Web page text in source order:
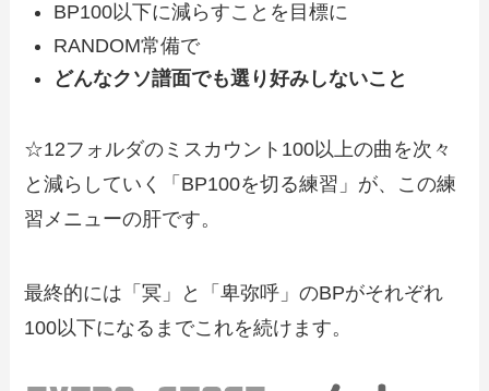
BP100以下に減らすことを目標に
RANDOM常備で
どんなクソ譜面でも選り好みしないこと
☆12フォルダのミスカウント100以上の曲を次々
と減らしていく「BP100を切る練習」が、この練
習メニューの肝です。
最終的には「冥」と「卑弥呼」のBPがそれぞれ
100以下になるまでこれを続けます。